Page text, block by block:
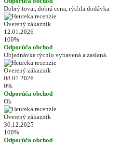
Dobrý tovar, dobrá cena, rýchla dodávka
Overený zákazník
12.01.2026
100%
Odporúča obchod
Objednávka rýchlo vybavená a zaslaná.
Overený zákazník
08.01.2026
0%
Odporúča obchod
Ok
Overený zákazník
30.12.2025
100%
Odporúča obchod